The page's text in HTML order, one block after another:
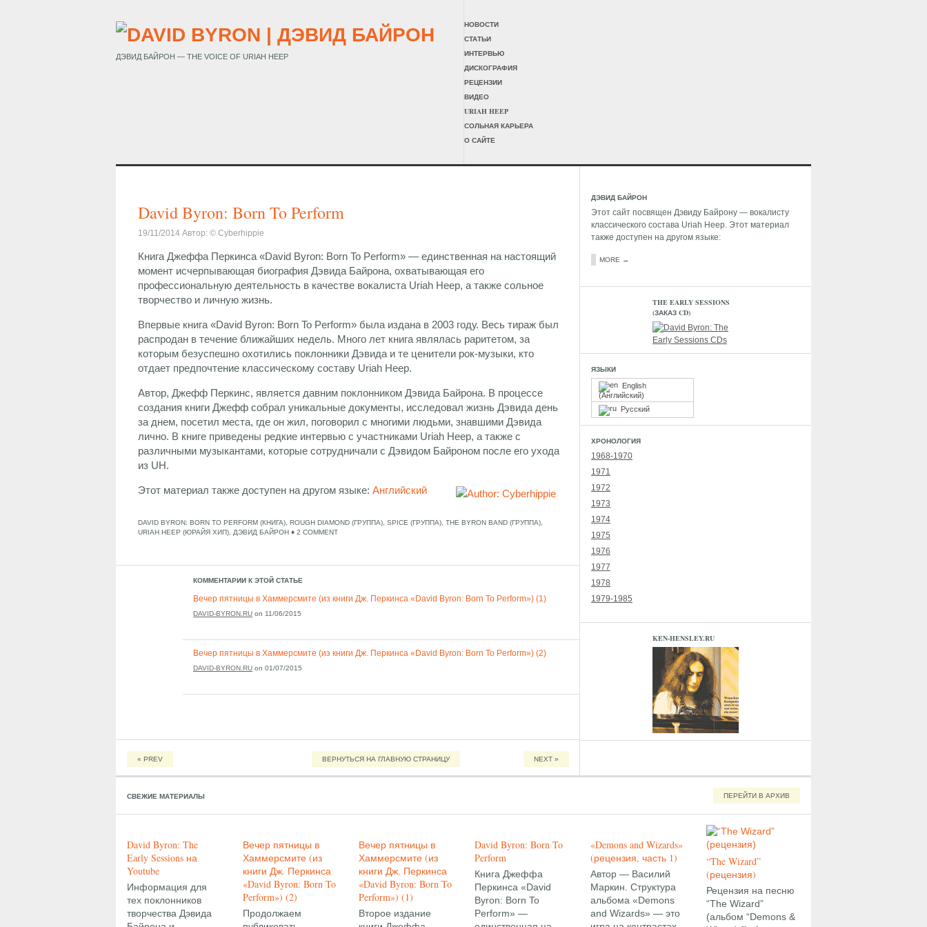
ДЭВИД БАЙРОН — THE VOICE OF URIAH HEEP
НОВОСТИ
СТАТЬИ
ИНТЕРВЬЮ
ДИСКОГРАФИЯ
РЕЦЕНЗИИ
ВИДЕО
URIAH HEEP
СОЛЬНАЯ КАРЬЕРА
О САЙТЕ
David Byron: Born To Perform
19/11/2014 Автор: © Cyberhippie
Книга Джеффа Перкинса «David Byron: Born To Perform» — единственная на настоящий
момент исчерпывающая биография Дэвида Байрона, охватывающая его
профессиональную деятельность в качестве вокалиста Uriah Heep, а также сольное
творчество и личную жизнь.
Впервые книга «David Byron: Born To Perform» была издана в 2003 году. Весь тираж был
распродан в течение ближайших недель. Много лет книга являлась раритетом, за
которым безуспешно охотились поклонники Дэвида и те ценители рок-музыки, кто
отдает предпочтение классическому составу Uriah Heep.
Автор, Джефф Перкинс, является давним поклонником Дэвида Байрона. В процессе
создания книги Джефф собрал уникальные документы, исследовал жизнь Дэвида день
за днем, посетил места, где он жил, поговорил с многими людьми, знавшими Дэвида
лично. В книге приведены редкие интервью с участниками Uriah Heep, а также с
различными музыкантами, которые сотрудничали с Дэвидом Байроном после его ухода
из UH.
Этот материал также доступен на другом языке: Английский
DAVID BYRON: BORN TO PERFORM (КНИГА) ROUGH DIAMOND (ГРУППА) SPICE (ГРУППА) THE BYRON BAND (ГРУППА)
URIAH HEEP (ЮРАЙЯ ХИП)
ДЭВИД БАЙРОН ♦ 2 COMMENT
КОММЕНТАРИИ К ЭТОЙ СТАТЬЕ
Вечер пятницы в Хаммерсмите (из книги Дж. Перкинса «David Byron: Born To Perform») (1)
DAVID-BYRON.RU on 11/06/2015
Вечер пятницы в Хаммерсмите (из книги Дж. Перкинса «David Byron: Born To Perform») (2)
DAVID-BYRON.RU on 01/07/2015
« PREV ВЕРНУТЬСЯ НА ГЛАВНУЮ СТРАНИЦУ NEXT »
ДЭВИД БАЙРОН
Этот сайт посвящен Дэвиду Байрону — вокалисту
классического состава Uriah Heep. Этот материал
также доступен на другом языке:
MORE →
THE EARLY SESSIONS
(ЗАКАЗ CD)
ЯЗЫКИ
English
(Английский)
Русский
ХРОНОЛОГИЯ
1968-1970
1971
1972
1973
1974
1975
1976
1977
1978
1979-1985
KEN-HENSLEY.RU
СВЕЖИЕ МАТЕРИАЛЫ ПЕРЕЙТИ В АРХИВ
David Byron: The
Early Sessions на
Youtube
Информация для
тех поклонников
творчества Дэвида
Вечер пятницы в
Хаммерсмите (из
книги Дж. Перкинса
«David Byron: Born To
Perform») (2)
Продолжаем
Вечер пятницы в
Хаммерсмите (из
книги Дж. Перкинса
«David Byron: Born To
Perform») (1)
Второе издание
David Byron: Born To
Perform
Книга Джеффа
Перкинса «David
Byron: Born To
Perform» —
«Demons and Wizards»
(рецензия, часть 1)
Автор — Василий
Маркин. Структура
альбома «Demons
and Wizards» — это
“The Wizard”
(рецензия)
Рецензия на песню
“The Wizard”
(альбом “Demons &